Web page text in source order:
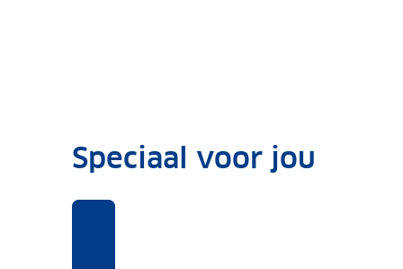
Speciaal voor jou